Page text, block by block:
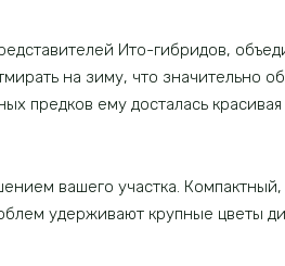
Ито-гибридов,
на зиму, что значительно
предков ему досталась
вашего участка.
удерживают крупные цветы